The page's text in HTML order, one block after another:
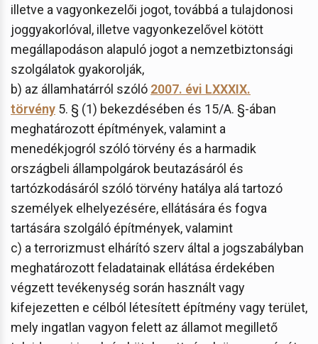
illetve a vagyonkezelői jogot, továbbá a tulajdonosi
joggyakorlóval, illetve vagyonkezelővel kötött
megállapodáson alapuló jogot a nemzetbiztonsági
szolgálatok gyakorolják,
b) az államhatárról szóló 2007. évi LXXXIX.
törvény 5. § (1) bekezdésében és 15/A. §-ában
meghatározott építmények, valamint a
menedékjogról szóló törvény és a harmadik
országbeli állampolgárok beutazásáról és
tartózkodásáról szóló törvény hatálya alá tartozó
személyek elhelyezésére, ellátására és fogva
tartására szolgáló építmények, valamint
c) a terrorizmust elhárító szerv által a jogszabályban
meghatározott feladatainak ellátása érdekében
végzett tevékenység során használt vagy
kifejezetten e célból létesített építmény vagy terület,
mely ingatlan vagyon felett az államot megillető